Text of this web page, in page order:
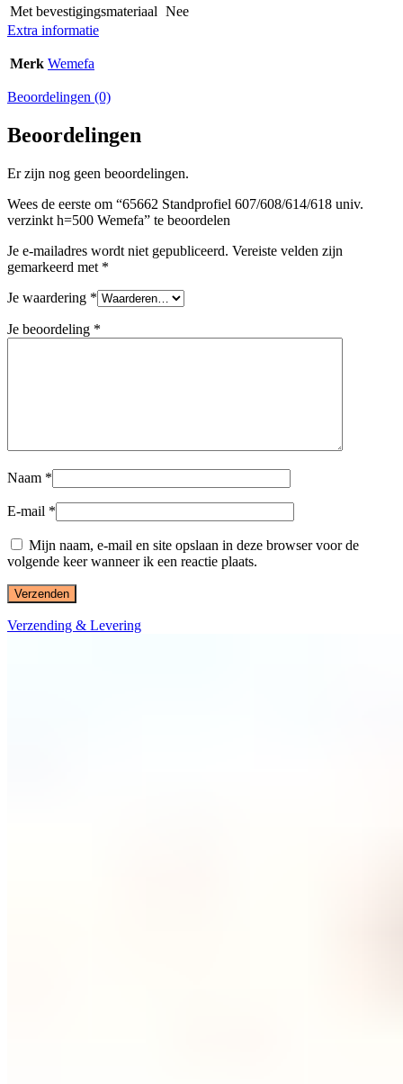
Met bevestigingsmateriaal Nee
Extra informatie
Merk Wemefa
Beoordelingen (0)
Beoordelingen
Er zijn nog geen beoordelingen.
Wees de eerste om “65662 Standprofiel 607/608/614/618 univ.
verzinkt h=500 Wemefa” te beoordelen
Je e-mailadres wordt niet gepubliceerd. Vereiste velden zijn
gemarkeerd met *
Je waardering *
Je beoordeling *
Naam *
E-mail *
Mijn naam, e-mail en site opslaan in deze browser voor de
volgende keer wanneer ik een reactie plaats.
Verzending & Levering